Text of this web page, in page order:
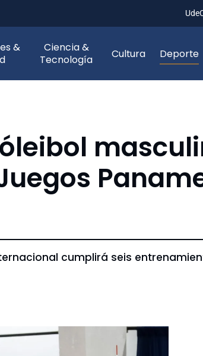
&
Ciencia &
Tecnología
Cultura Deporte
cumplirá seis